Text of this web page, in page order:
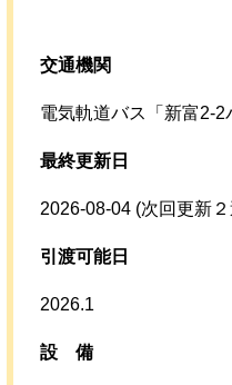
交通機関
電気軌道バス「新富2-2
最終更新日
2026-08-04 (次回更新
引渡可能日
2026.1
設 備